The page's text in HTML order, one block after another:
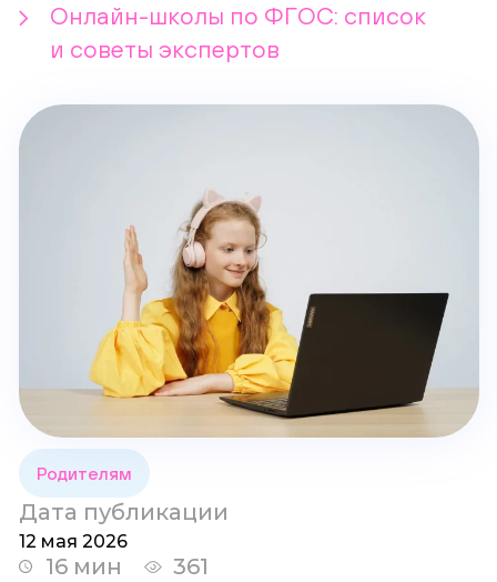
Онлайн-школы по ФГОС: список
и советы экспертов
Родителям
16 мин 361
Дата публикации
12 мая 2026